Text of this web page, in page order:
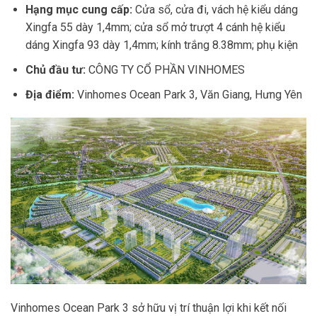
Hạng mục cung cấp: Cửa sổ, cửa đi, vách hệ kiểu dáng
Xingfa 55 dày 1,4mm; cửa sổ mở trượt 4 cánh hệ kiểu
dáng Xingfa 93 dày 1,4mm; kính trắng 8.38mm; phụ kiện
Chủ đầu tư: CÔNG TY CỔ PHẦN VINHOMES
Địa điểm: Vinhomes Ocean Park 3, Văn Giang, Hưng Yên
Vinhomes Ocean Park 3 sở hữu vị trí thuận lợi khi kết nối